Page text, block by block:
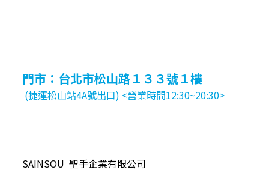
門市：台北市松山路１３３號１樓
(捷運松山站4A號出口) <營業時間12:30~20:30>
SAINSOU 聖手企業有限公司